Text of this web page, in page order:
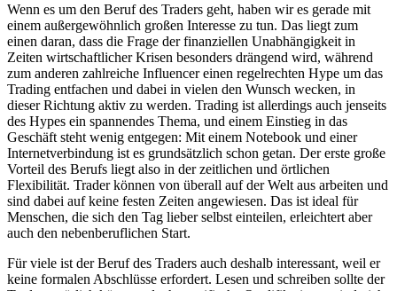
Wenn es um den Beruf des Traders geht, haben wir es gerade mit
einem außergewöhnlich großen Interesse zu tun. Das liegt zum
einen daran, dass die Frage der finanziellen Unabhängigkeit in
Zeiten wirtschaftlicher Krisen besonders drängend wird, während
zum anderen zahlreiche Influencer einen regelrechten Hype um das
Trading entfachen und dabei in vielen den Wunsch wecken, in
dieser Richtung aktiv zu werden. Trading ist allerdings auch jenseits
des Hypes ein spannendes Thema, und einem Einstieg in das
Geschäft steht wenig entgegen: Mit einem Notebook und einer
Internetverbindung ist es grundsätzlich schon getan. Der erste große
Vorteil des Berufs liegt also in der zeitlichen und örtlichen
Flexibilität. Trader können von überall auf der Welt aus arbeiten und
sind dabei auf keine festen Zeiten angewiesen. Das ist ideal für
Menschen, die sich den Tag lieber selbst einteilen, erleichtert aber
auch den nebenberuflichen Start.
Für viele ist der Beruf des Traders auch deshalb interessant, weil er
keine formalen Abschlüsse erfordert. Lesen und schreiben sollte der